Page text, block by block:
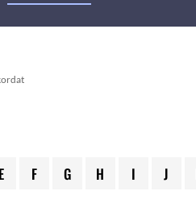
E F G H I J